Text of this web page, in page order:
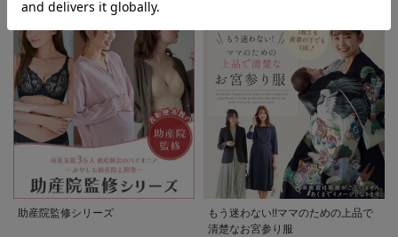
助産院監修シリーズ
もう迷わない!!ママのための上品で
清楚なお宮参り服